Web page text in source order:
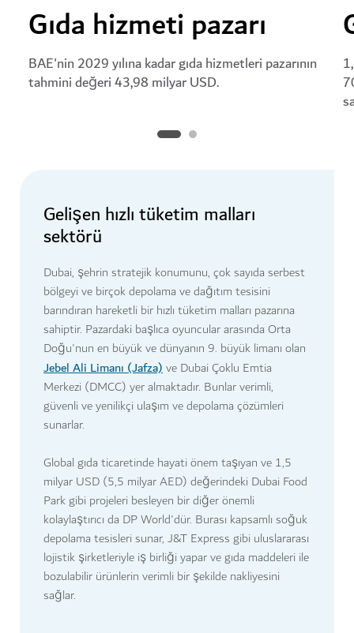
Gıda hizmeti pazarı
BAE'nin 2029 yılına kadar gıda hizmetleri pazarının
tahmini değeri 43,98 milyar USD.
Gelişen hızlı tüketim malları
sektörü
Dubai, şehrin stratejik konumunu, çok sayıda serbest
bölgeyi ve birçok depolama ve dağıtım tesisini
barındıran hareketli bir hızlı tüketim malları pazarına
sahiptir. Pazardaki başlıca oyuncular arasında Orta
Doğu'nun en büyük ve dünyanın 9. büyük limanı olan
Jebel Ali Limanı (Jafza)ve Dubai Çoklu Emtia
Merkezi (DMCC) yer almaktadır. Bunlar verimli,
güvenli ve yenilikçi ulaşım ve depolama çözümleri
sunarlar.
Global gıda ticaretinde hayati önem taşıyan ve 1,5
milyar USD (5,5 milyar AED) değerindeki Dubai Food
Park gibi projeleri besleyen bir diğer önemli
kolaylaştırıcı da DP World'dür. Burası kapsamlı soğuk
depolama tesisleri sunar, J&T Express gibi uluslararası
lojistik şirketleriyle iş birliği yapar ve gıda maddeleri ile
bozulabilir ürünlerin verimli bir şekilde nakliyesini
sağlar.